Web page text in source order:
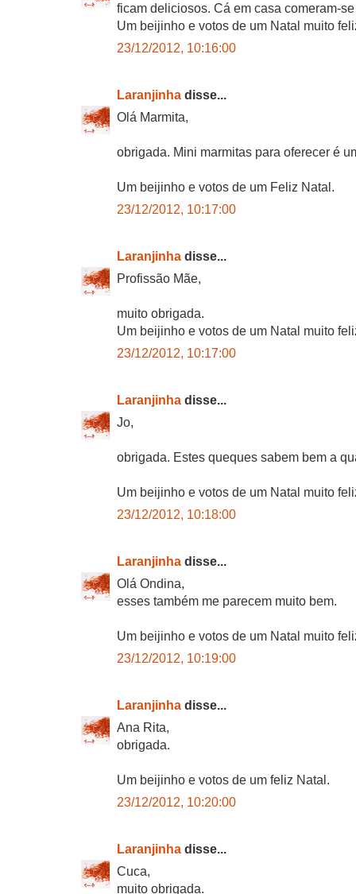
ficam deliciosos. Cá em casa comeram-
Um beijinho e votos de um Natal muito
23/12/2012, 10:16:00
Laranjinha disse...
Olá Marmita,
obrigada. Mini marmitas para oferecer é
Um beijinho e votos de um Feliz Natal.
23/12/2012, 10:17:00
Laranjinha disse...
Profissão Mãe,
muito obrigada.
Um beijinho e votos de um Natal muito
23/12/2012, 10:17:00
Laranjinha disse...
Jo,
obrigada. Estes queques sabem bem a
Um beijinho e votos de um Natal muito
23/12/2012, 10:18:00
Laranjinha disse...
Olá Ondina,
esses também me parecem muito bem.
Um beijinho e votos de um Natal muito
23/12/2012, 10:19:00
Laranjinha disse...
Ana Rita,
obrigada.
Um beijinho e votos de um feliz Natal.
23/12/2012, 10:20:00
Laranjinha disse...
Cuca,
muito obrigada.